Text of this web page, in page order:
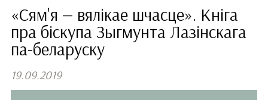
«Сям'я — вялікае шчасце». Кніга
пра біскупа Зыгмунта Лазінскага
па-беларуску
19.09.2019